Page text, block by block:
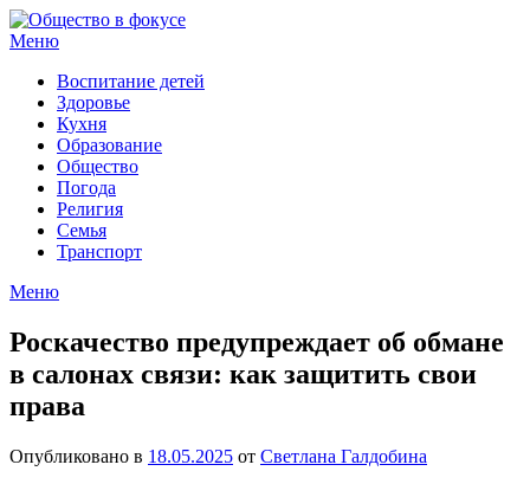
Перейти
к
Меню
Воспитание детей
Здоровье
Кухня
Образование
Общество
Погода
Религия
Семья
Транспорт
Меню
Роскачество предупреждает об обмане
в салонах связи: как защитить свои
права
Опубликовано в 18.05.2025 от Светлана Галдобина